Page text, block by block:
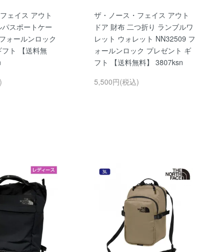
ェイス アウト
パスポートケー
ォールンロック
ト 【送料無
ザ・ノース・フェイス アウト
ドア 財布 二つ折り ランブルワ
レット ウォレット NN32509 フ
ォールンロック プレゼント ギ
フト 【送料無料】 3807ksn
5,500円(税込)